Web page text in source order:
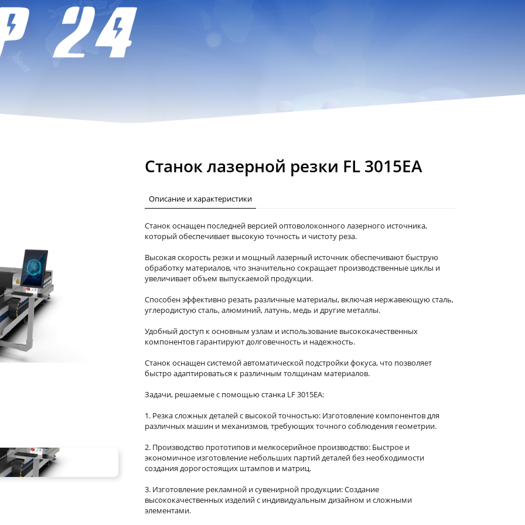
Станок лазерной резки FL 3015EA
Описание и характеристики
Станок оснащен последней версией оптоволоконного лазерного источника,
который обеспечивает высокую точность и чистоту реза.
Высокая скорость резки и мощный лазерный источник обеспечивают быструю
обработку материалов, что значительно сокращает производственные циклы и
увеличивает объем выпускаемой продукции.
Способен эффективно резать различные материалы, включая нержавеющую сталь,
углеродистую сталь, алюминий, латунь, медь и другие металлы.
Удобный доступ к основным узлам и использование высококачественных
компонентов гарантируют долговечность и надежность.
Станок оснащен системой автоматической подстройки фокуса, что позволяет
быстро адаптироваться к различным толщинам материалов.
Задачи, решаемые с помощью станка LF 3015EA:
1. Резка сложных деталей с высокой точностью: Изготовление компонентов для
различных машин и механизмов, требующих точного соблюдения геометрии.
2. Производство прототипов и мелкосерийное производство: Быстрое и
экономичное изготовление небольших партий деталей без необходимости
создания дорогостоящих штампов и матриц.
3. Изготовление рекламной и сувенирной продукции: Создание
высококачественных изделий с индивидуальным дизайном и сложными
элементами.